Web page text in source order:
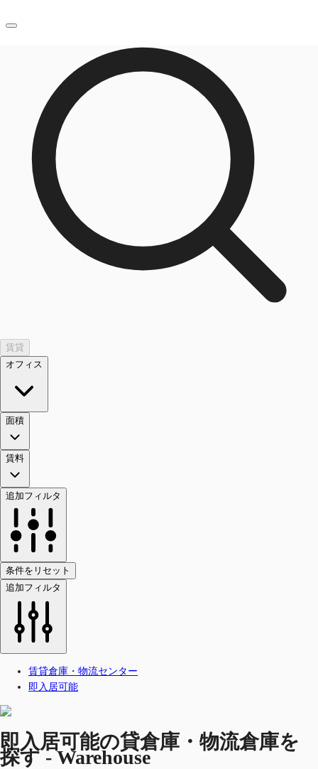
オフィス・事務所
倉庫・物流センター
地図検索
記事
仲介会社様はこちらへ
お気に入り
お電話
賃貸
オフィス
面積
賃料
追加フィルタ
条件をリセット
追加フィルタ
賃貸倉庫・物流センター
即入居可能
即入居可能の貸倉庫・物流倉庫を
探す - Warehouse